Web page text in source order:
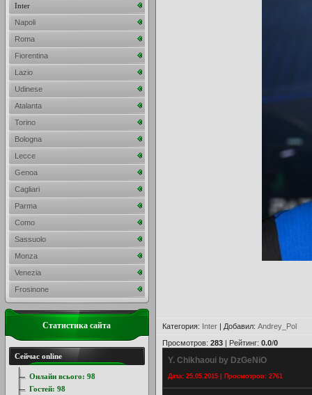
Категория: Inter | Добавил: Andrey_Pol
Просмотров: 283 | Рейтинг: 0.0/0
Y. Chikhaoui by DzGeNiO
Дата: 25.05.2015 | Просмотров: 2761
Inter
Napoli
Roma
Fiorentina
Lazio
Udinese
Atalanta
Torino
Bologna
Lecce
Genoa
Cagliari
Parma
Como
Sassuolo
Monza
Venezia
Frosinone
Статистика сайта
Сейчас online
Онлайн всього: 98
Гостей: 98